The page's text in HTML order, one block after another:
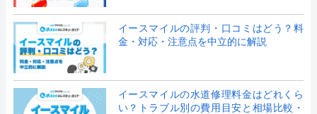
イースマイルの評判・口コミはどう？料
金・対応・注意点を中立的に解説
イースマイルの水道修理料金はどれくら
い？トラブル別の費用目安と相場比較・